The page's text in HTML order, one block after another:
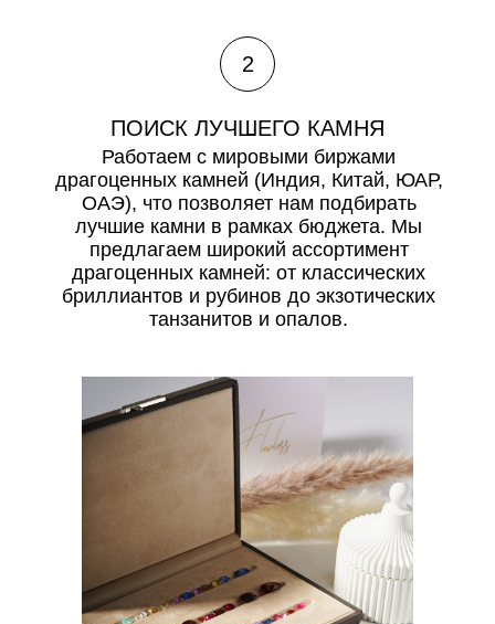
ПОИСК ЛУЧШЕГО КАМНЯ
Работаем с мировыми биржами
драгоценных камней (Индия, Китай, ЮАР,
ОАЭ), что позволяет нам подбирать
лучшие камни в рамках бюджета. Мы
предлагаем широкий ассортимент
драгоценных камней: от классических
бриллиантов и рубинов до экзотических
танзанитов и опалов.
2